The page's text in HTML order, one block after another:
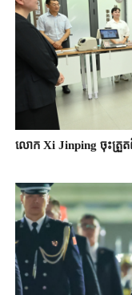
លោក Xi Jinping ចុះត្រួត